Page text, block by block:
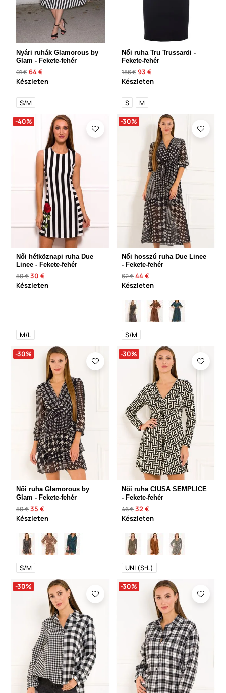
Nyári ruhák Glamorous by
Glam - Fekete-fehér
91 € 64 €
Készleten
S/M
Női ruha Tru Trussardi -
Fekete-fehér
186 €93 €
Készleten
S M
-40%
Női hétköznapi ruha Due
Linee - Fekete-fehér
50 €30 €
Készleten
M/L
-30%
Női hosszú ruha Due Linee
- Fekete-fehér
62 €44 €
Készleten
S/M
-30%
Női ruha Glamorous by
Glam - Fekete-fehér
50 €35 €
Készleten
S/M
-30%
Női ruha CIUSA SEMPLICE
- Fekete-fehér
46 €32 €
Készleten
UNI (S-L)
-30% -30%